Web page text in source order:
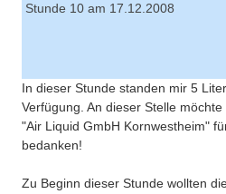
Stunde 10 am 17.12.2008
In dieser Stunde standen mir 5
Verfügung. An dieser Stelle
"Air Liquid GmbH Kornwestheim"
bedanken!
Zu Beginn dieser Stunde wollten